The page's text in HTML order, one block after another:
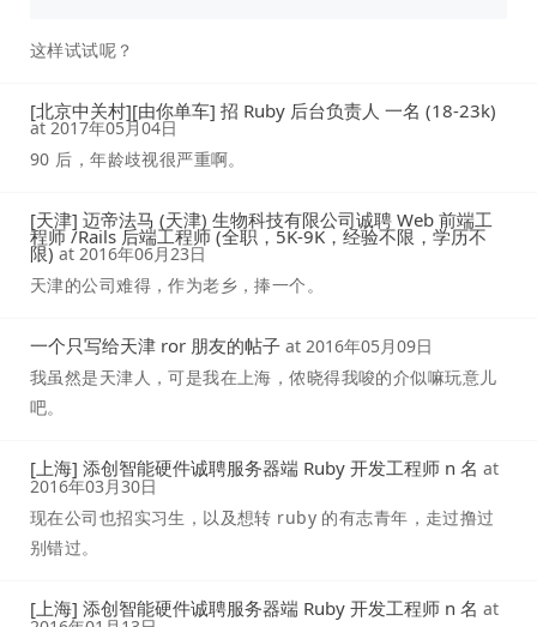
这样试试呢？
[北京中关村][由你单车] 招 Ruby 后台负责人 一名 (18-23k)
at 2017年05月04日
90 后，年龄歧视很严重啊。
[天津] 迈帝法马 (天津) 生物科技有限公司诚聘 Web 前端工
程师 /Rails 后端工程师 (全职，5K-9K，经验不限，学历不
限) at 2016年06月23日
天津的公司难得，作为老乡，捧一个。
一个只写给天津 ror 朋友的帖子 at 2016年05月09日
我虽然是天津人，可是我在上海，侬晓得我唆的介似嘛玩意儿
吧。
[上海] 添创智能硬件诚聘服务器端 Ruby 开发工程师 n 名 at
2016年03月30日
现在公司也招实习生，以及想转 ruby 的有志青年，走过撸过
别错过。
[上海] 添创智能硬件诚聘服务器端 Ruby 开发工程师 n 名 at